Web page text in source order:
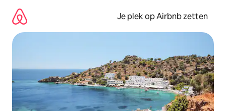
direct
naar
inhoud
Je plek op Airbnb zetten